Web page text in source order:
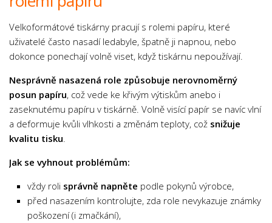
Velkoformátové tiskárny pracují s rolemi papíru, které
uživatelé často nasadí ledabyle, špatně ji napnou, nebo
dokonce ponechají volně viset, když tiskárnu nepoužívají.
Nesprávně nasazená role způsobuje nerovnoměrný
posun papíru, což vede ke křivým výtiskům anebo i
zaseknutému papíru v tiskárně. Volně visící papír se navíc vlní
a deformuje kvůli vlhkosti a změnám teploty, což snižuje
kvalitu tisku.
Jak se vyhnout problémům:
vždy roli správně napněte podle pokynů výrobce,
před nasazením kontrolujte, zda role nevykazuje známky
poškození (i zmačkání),